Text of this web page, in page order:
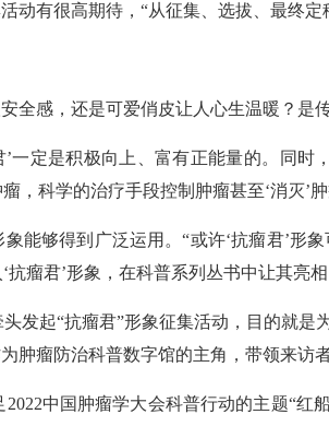
动有很高期待，“从征集、选拔、最终
全感，还是可爱俏皮让人心生温暖？是
一定是积极向上、富有正能量的。同
科学的治疗手段控制肿瘤甚至‘消灭’
能够得到广泛运用。“或许‘抗瘤君’
瘤君’形象，在科普系列丛书中让其亮
发起“抗瘤君”形象征集活动，目的就
肿瘤防治科普数字馆的主角，带领来访
中国肿瘤学大会科普行动的主题“